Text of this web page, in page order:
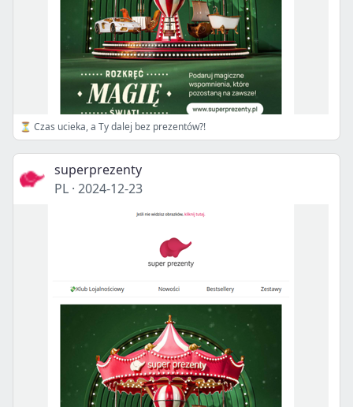
⏳ Czas ucieka, a Ty dalej bez prezentów?!
superprezenty
PL · 2024-12-23